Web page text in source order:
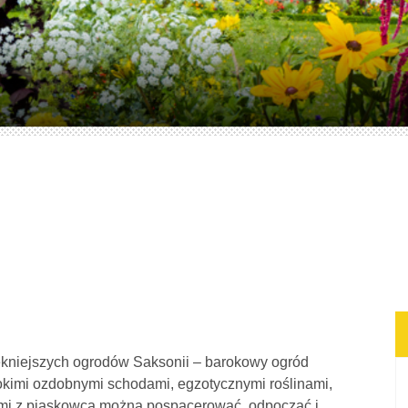
ogrodów Saksonii – barokowy ogród
ozdobnymi schodami, egzotycznymi roślinami,